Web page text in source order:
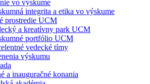
vo výskume
integrita a etika vo výskume
prostredie UCM
a kreatívny park UCM
portfólio UCM
vedecké tímy
výskumu
a inauguračné konania